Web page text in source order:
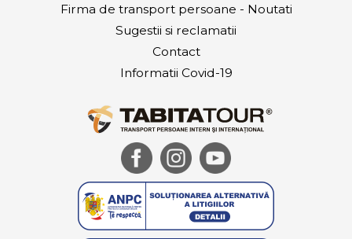
Firma de transport persoane - Noutati
Sugestii si reclamatii
Contact
Informatii Covid-19